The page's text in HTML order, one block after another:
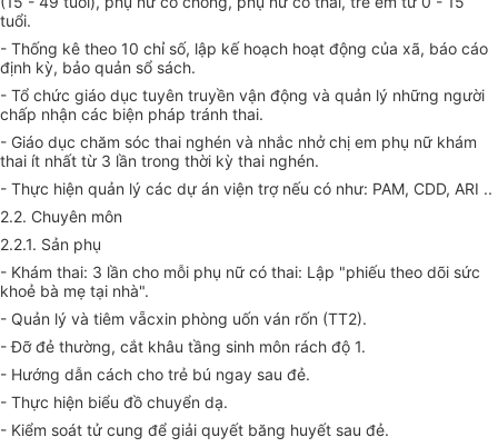
tuổi.
- Thống kê theo 10 chỉ số, lập kế hoạch hoạt động của xã, báo cáo
định kỳ, bảo quản sổ sách.
- Tổ chức giáo dục tuyên truyền vận động và quản lý những người
chấp nhận các biện pháp tránh thai.
- Giáo dục chăm sóc thai nghén và nhắc nhở chị em phụ nữ khám
thai ít nhất từ 3 lần trong thời kỳ thai nghén.
- Thực hiện quản lý các dự án viện trợ nếu có như: PAM, CDD, ARI ..
2.2. Chuyên môn
2.2.1. Sản phụ
- Khám thai: 3 lần cho mỗi phụ nữ có thai: Lập "phiếu theo dõi sức
khoẻ bà mẹ tại nhà".
- Quản lý và tiêm vẵcxin phòng uốn ván rốn (TT2).
- Đỡ đẻ thường, cắt khâu tầng sinh môn rách độ 1.
- Hướng dẫn cách cho trẻ bú ngay sau đẻ.
- Thực hiện biểu đồ chuyển dạ.
- Kiểm soát tử cung để giải quyết băng huyết sau đẻ.